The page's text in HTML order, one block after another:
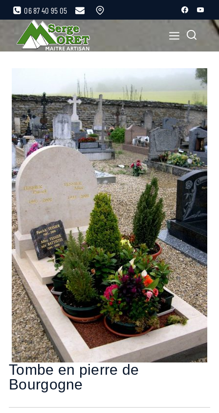
06 87 40 95 05
Tombe en pierre de
Bourgogne